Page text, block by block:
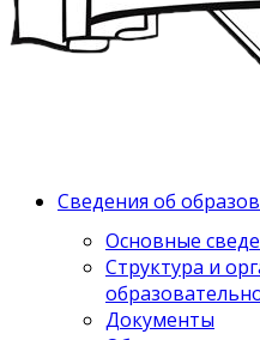
Сведения об
Основные
Структура и
Документы